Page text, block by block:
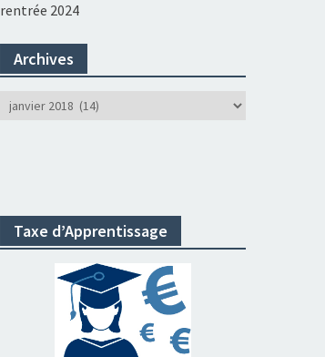
rentrée 2024
Archives
Archives
Taxe d’Apprentissage